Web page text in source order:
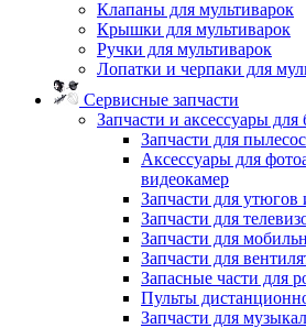
Клапаны для мультиварок
Крышки для мультиварок
Ручки для мультиварок
Лопатки и черпаки для
Сервисные запчасти
Запчасти и аксессуары
Запчасти для
Аксессуары для
видеокамер
Запчасти для утюгов
Запчасти для
Запчасти для
Запчасти для
Запасные части для
Пульты
Запчасти для